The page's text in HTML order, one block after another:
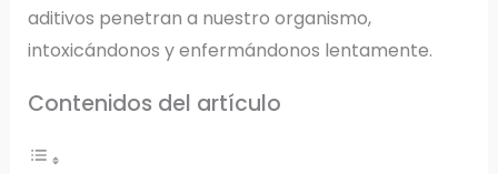
aditivos penetran a nuestro organismo,
intoxicándonos y enfermándonos lentamente.
Contenidos del artículo